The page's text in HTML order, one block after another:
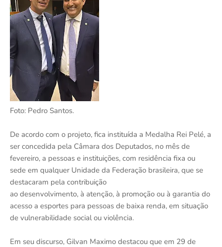
Foto: Pedro Santos.
De acordo com o projeto, fica instituída a Medalha Rei Pelé, a
ser concedida pela Câmara dos Deputados, no mês de
fevereiro, a pessoas e instituições, com residência fixa ou
sede em qualquer Unidade da Federação brasileira, que se
destacaram pela contribuição
ao desenvolvimento, à atenção, à promoção ou à garantia do
acesso a esportes para pessoas de baixa renda, em situação
de vulnerabilidade social ou violência.
Em seu discurso, Gilvan Maximo destacou que em 29 de